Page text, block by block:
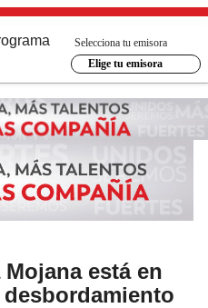
Selecciona tu emisora
Elige tu emisora
está en